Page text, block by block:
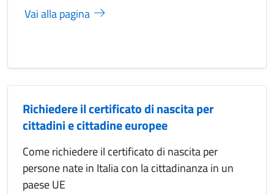
Vai alla pagina
Richiedere il certificato di nascita per
cittadini e cittadine europee
Come richiedere il certificato di nascita per
persone nate in Italia con la cittadinanza in un
paese UE